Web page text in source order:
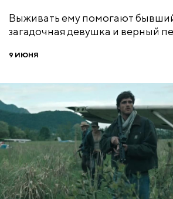
Выживать ему помогают
загадочная девушка и верный
9 ИЮНЯ